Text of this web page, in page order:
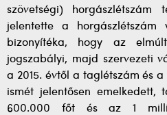
szövetségi)
jelentette a horgászlétszám
bizonyítéka, hogy az
jogszabályi, majd szervezeti
a 2015. évtől a taglétszám és
ismét jelentősen emelkedett,
600.000 főt és az 1 millió